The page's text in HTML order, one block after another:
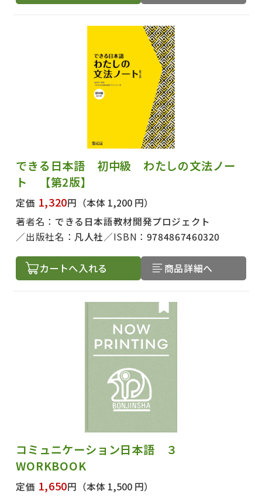
出版社名で絞り込む
著者名で絞り込む
絞り込む
できる日本語 初中級 わたしの文法ノー
ト 【第2版】
定価 1,320円 （本体 1,200 円）
著者名： できる日本語教材開発プロジェクト
出版社名： 凡人社 ISBN： 9784867460320
カートへ入れる 商品詳細へ
コミュニケーション日本語 ３
WORKBOOK
定価 1,650円 （本体 1,500 円）